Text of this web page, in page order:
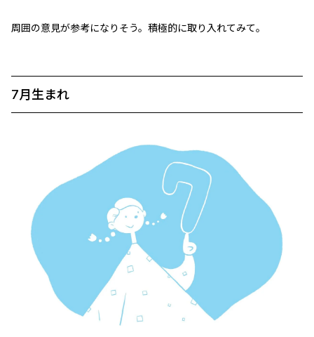
周囲の意見が参考になりそう。積極的に取り入れてみて。
7月生まれ